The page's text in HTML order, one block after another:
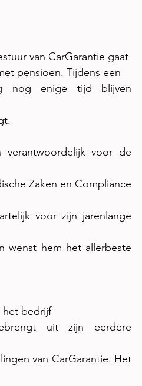
van CarGarantie gaat
pensioen. Tijdens een
nog enige tijd blijven
verantwoordelijk voor de
Zaken en Compliance
voor zijn jarenlange
wenst hem het allerbeste
het bedrijf
uit zijn eerdere
van CarGarantie. Het